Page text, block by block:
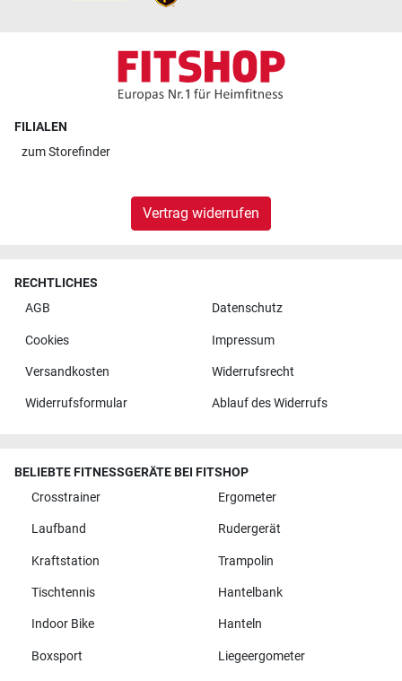
FILIALEN
zumStorefinder
Vertrag widerrufen
RECHTLICHES
AGB
Datenschutz
Cookies Impressum
Versandkosten Widerrufsrecht
Widerrufsformular Ablauf des Widerrufs
BELIEBTE FITNESSGERÄTE BEI FITSHOP
Crosstrainer
Ergometer
Laufband Rudergerät
Kraftstation Trampolin
Tischtennis Hantelbank
Indoor Bike Hanteln
Boxsport Liegeergometer